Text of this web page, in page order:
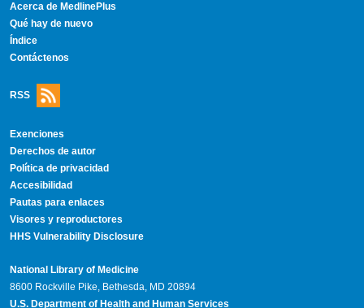
Acerca de MedlinePlus
Qué hay de nuevo
Índice
Contáctenos
RSS
Exenciones
Derechos de autor
Política de privacidad
Accesibilidad
Pautas para enlaces
Visores y reproductores
HHS Vulnerability Disclosure
National Library of Medicine
8600 Rockville Pike, Bethesda, MD 20894
U.S. Department of Health and Human Services